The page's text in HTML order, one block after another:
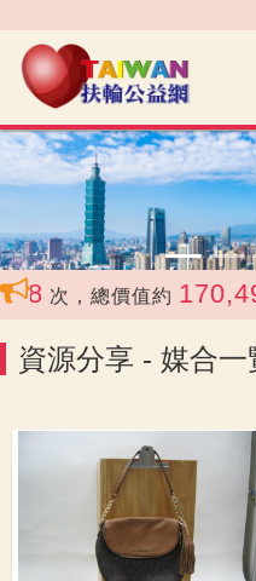
‹
，總價值約
資源分享 - 媒合一